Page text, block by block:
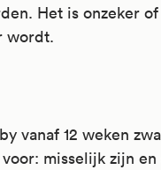
Het is onzeker
wordt.
vanaf 12 weken
misselijk zijn